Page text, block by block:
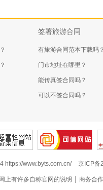
签署旅游合同
有旅游合同范本下载吗
门市地址在哪里？
能传真签合同吗？
可以不签合同吗？
https://www.byts.com.cn/ 京ICP备
上有许多自称官网的说明 商务合